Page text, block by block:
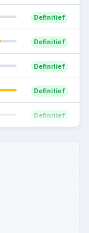
1
1
1
1
2
Definitief
Definitief
Definitief
Definitief
Definitief